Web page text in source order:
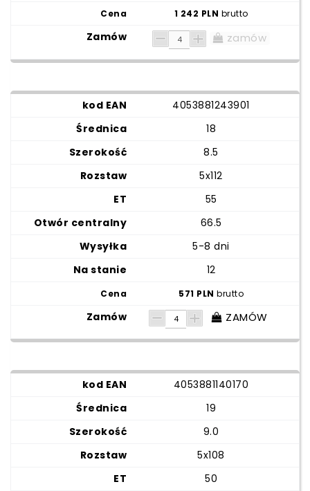
1 242 PLN brutto
zamów
4053881243901
18
8.5
5x112
55
66.5
5-8 dni
12
571 PLNbrutto
ZAMÓW
4053881140170
19
9.0
5x108
50